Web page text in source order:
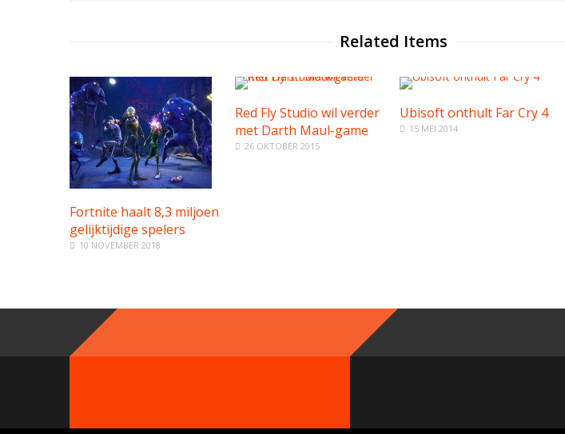
Related Items
Fortnite haalt 8,3 miljoen
gelijktijdige spelers
10 NOVEMBER 2018
Red Fly Studio wil verder
met Darth Maul-game
26 OKTOBER 2015
Ubisoft onthult Far Cry 4
15 MEI 2014